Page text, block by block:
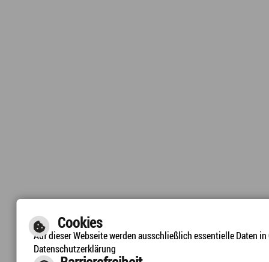
Cookies
Auf dieser Webseite werden ausschließlich essentielle Daten
Datenschutzerklärung